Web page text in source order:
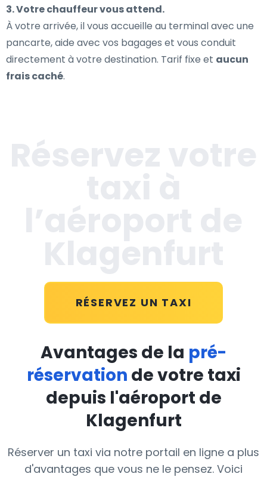
3. Votre chauffeur vous attend.
À votre arrivée, il vous accueille au terminal avec une
pancarte, aide avec vos bagages et vous conduit
directement à votre destination. Tarif fixe et aucun
frais caché.
RÉSERVEZ UN TAXI
Avantages de la pré-
réservation de votre taxi
depuis l'aéroport de
Klagenfurt
Réserver un taxi via notre portail en ligne a plus
d'avantages que vous ne le pensez. Voici